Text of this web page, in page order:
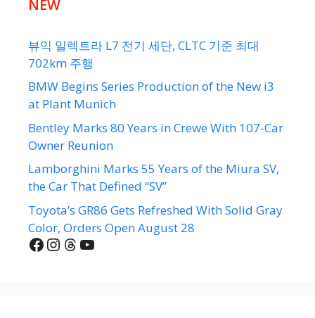
NEW
뷰익 일렉트라 L7 전기 세단, CLTC 기준 최대
702km 주행
BMW Begins Series Production of the New i3
at Plant Munich
Bentley Marks 80 Years in Crewe With 107-Car
Owner Reunion
Lamborghini Marks 55 Years of the Miura SV,
the Car That Defined “SV”
Toyota’s GR86 Gets Refreshed With Solid Gray
Color, Orders Open August 28
Facebook
Instagram
Threads
YouTube